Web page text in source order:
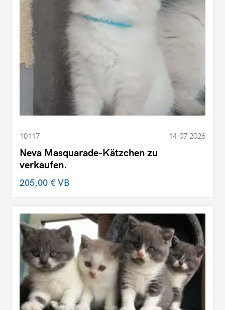
10117 14.07.2026
Neva Masquarade-Kätzchen zu
verkaufen.
205,00 €VB